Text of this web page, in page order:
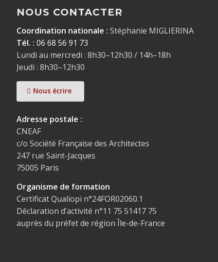
NOUS CONTACTER
Coordination nationale : Stéphanie MIGLIERINA
Tél. : 06 68 56 91 73
Lundi au mercredi : 8h30–12h30 / 14h–18h
Jeudi : 8h30–12h30
Nous écrire
Adresse postale :
CNEAF
c/o Société Française des Architectes
247 rue Saint-Jacques
75005 Paris
Organisme de formation
Certificat Qualiopi n°24FOR02060.1
Déclaration d’activité n°11 75 51417 75
auprès du préfet de région Île-de-France